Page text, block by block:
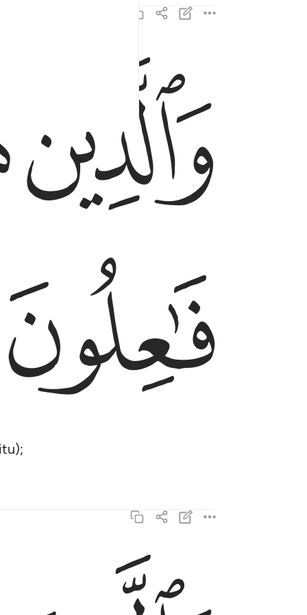
والذين هم للزكاة فاعلون ٤
وَٱلَّذِينَ هُمْ لِلزَّكَوٰةِ فَـٰعِلُونَ ٤
ﱑ
والذين هم لفروجهم حافظون ٥
وَٱلَّذِينَ هُمْ لِفُرُوجِهِمْ حَـٰفِظُونَ ٥